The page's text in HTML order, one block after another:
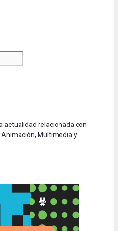
actualidad relacionada con
Multimedia y